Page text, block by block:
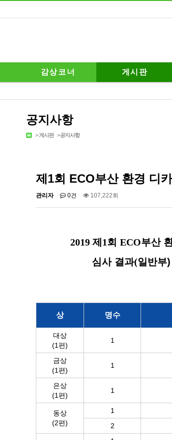
감상코너 게시판
공지사항
>게시판 >공지사항
제1회 ECO부산 환경 디
관리자 0건 107,222회
2019 제 1회 ECO부산
심사 결과(일반부)
상 명수
대상
(1편)
1
금상
(1편)
1
은상
(1편)
1
동상
(2편)
1
2